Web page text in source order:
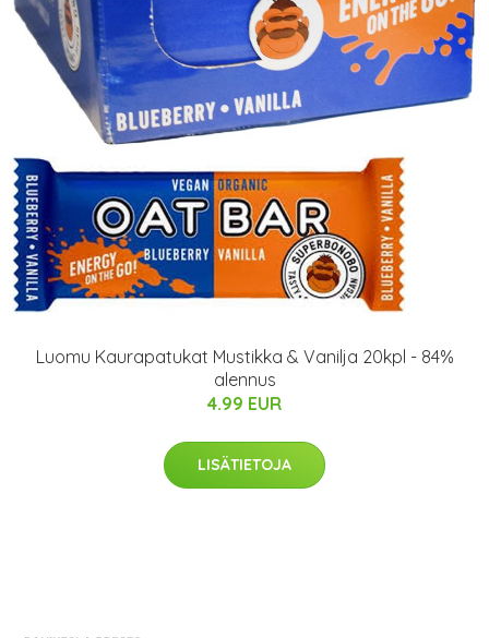
Luomu Kaurapatukat Mustikka & Vanilja 20kpl - 84%
alennus
4.99 EUR
LISÄTIETOJA